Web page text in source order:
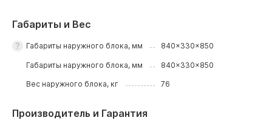
Габариты и Вес
Габариты наружного блока, мм 840x330x850
Габариты наружного блока, мм 840x330x850
Вес наружного блока, кг 76
Производитель и Гарантия